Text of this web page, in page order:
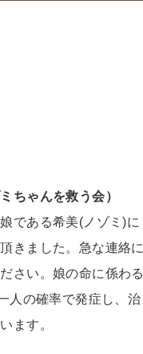
ちゃんを救う会）
である希美(ノゾミ)に
きました。急な連絡に
さい。娘の命に係わる
人の確率で発症し、治
ます。